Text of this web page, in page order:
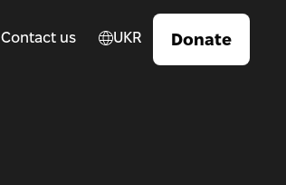
Contact us UKR Donate